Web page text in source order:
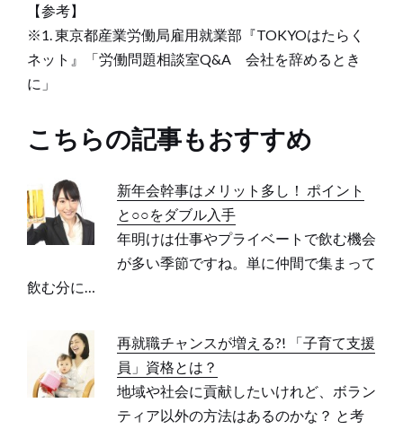
【参考】
※1. 東京都産業労働局雇用就業部『TOKYOはたらく
ネット』「労働問題相談室Q&A 会社を辞めるとき
に」
こちらの記事もおすすめ
新年会幹事はメリット多し！ ポイント
と○○をダブル入手
年明けは仕事やプライベートで飲む機会
が多い季節ですね。単に仲間で集まって
飲む分に…
再就職チャンスが増える?! 「子育て支援
員」資格とは？
地域や社会に貢献したいけれど、ボラン
ティア以外の方法はあるのかな？ と考